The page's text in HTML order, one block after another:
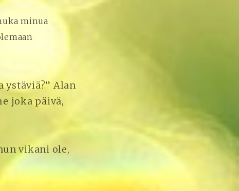
minua
Alan
joka päivä,
vikani ole,